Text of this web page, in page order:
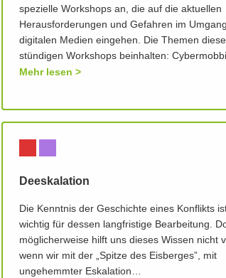
spezielle Workshops an, die auf die aktuellen
Herausforderungen und Gefahren im
digitalen Medien eingehen. Die Themen
stündigen Workshops beinhalten:
Mehr lesen
Deeskalation
Die Kenntnis der Geschichte eines Konflikts
wichtig für dessen langfristige Bearbeitung.
möglicherweise hilft uns dieses Wissen nicht
wenn wir mit der „Spitze des Eisberges”, mit
ungehemmter Eskalation…